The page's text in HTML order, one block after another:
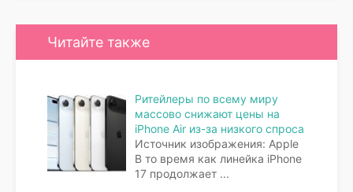
Читайте также
Ритейлеры по всему миру
массово снижают цены на
iPhone Air из-за низкого спроса
Источник изображения: Apple
В то время как линейка iPhone
17 продолжает ...